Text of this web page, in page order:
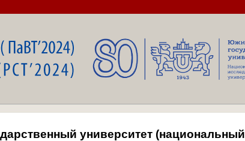
университет (национальный